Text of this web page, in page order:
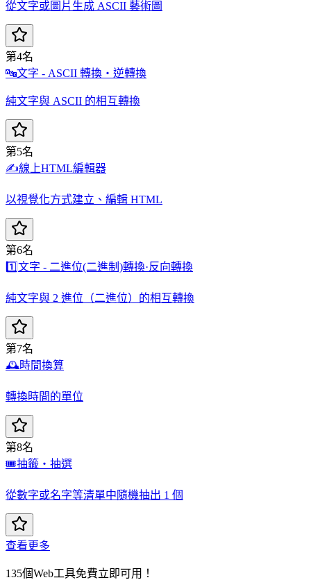
從文字或圖片生成 ASCII 藝術圖
第4名
🔤文字 - ASCII 轉換・逆轉換
純文字與 ASCII 的相互轉換
第5名
✍️線上HTML編輯器
以視覺化方式建立、編輯 HTML
第6名
1️⃣文字 - 二進位(二進制)轉換·反向轉換
純文字與 2 進位（二進位）的相互轉換
第7名
🕰️時間換算
轉換時間的單位
第8名
🎟️抽籤・抽選
從數字或名字等清單中隨機抽出 1 個
查看更多
135個Web工具免費立即可用！